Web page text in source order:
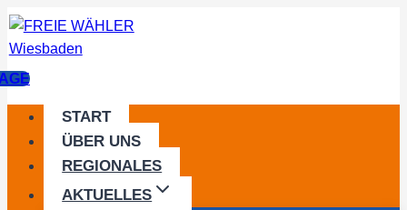
Zum
Inhalt
START
ÜBER UNS
REGIONALES
AKTUELLES